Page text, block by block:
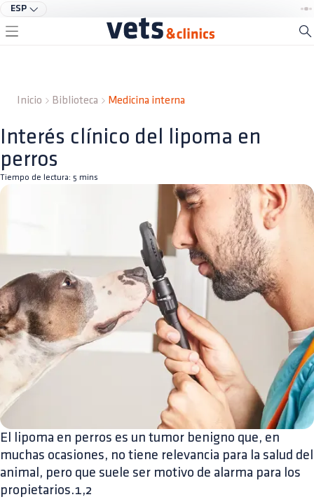
ESP
Inicio Biblioteca Medicina interna
Interés clínico del lipoma en
perros
Tiempo de lectura: 5 mins
El lipoma en perros es un tumor benigno que, en
muchas ocasiones, no tiene relevancia para la salud del
animal, pero que suele ser motivo de alarma para los
propietarios.1,2